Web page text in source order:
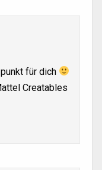
für dich
Creatables